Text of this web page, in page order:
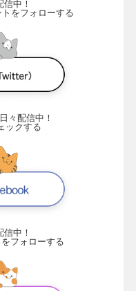
中！
をフォローする
々配信中！
ックする
中！
フォローする